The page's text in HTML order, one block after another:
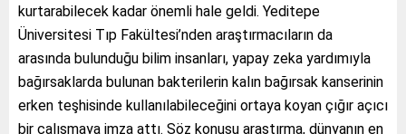
kurtarabilecek kadar önemli hale geldi. Yeditepe
Üniversitesi Tıp Fakültesi’nden araştırmacıların da
arasında bulunduğu bilim insanları, yapay zeka yardımıyla
bağırsaklarda bulunan bakterilerin kalın bağırsak kanserinin
erken teşhisinde kullanılabileceğini ortaya koyan çığır açıcı
bir çalışmaya imza attı. Söz konusu araştırma, dünyanın en